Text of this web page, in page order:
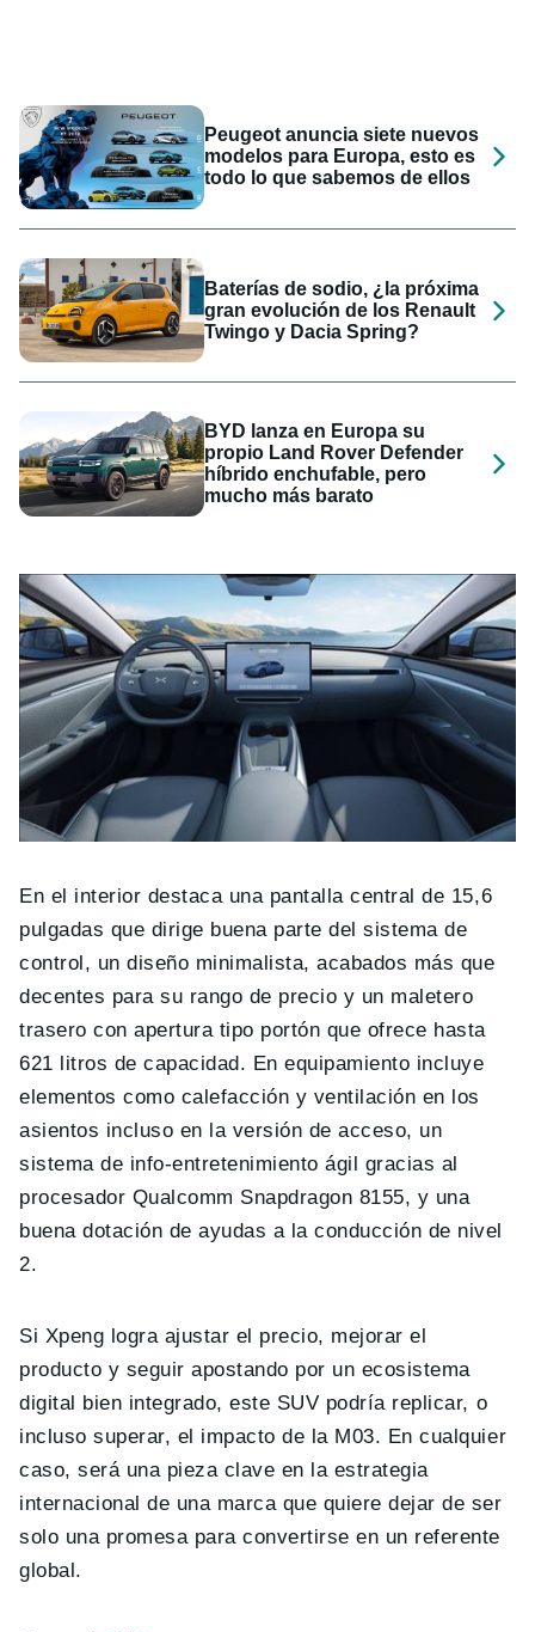
Peugeot anuncia siete nuevos
modelos para Europa, esto es
todo lo que sabemos de ellos
Baterías de sodio, ¿la próxima
gran evolución de los Renault
Twingo y Dacia Spring?
BYD lanza en Europa su
propio Land Rover Defender
híbrido enchufable, pero
mucho más barato
En el interior destaca una pantalla central de 15,6
pulgadas que dirige buena parte del sistema de
control, un diseño minimalista, acabados más que
decentes para su rango de precio y un maletero
trasero con apertura tipo portón que ofrece hasta
621 litros de capacidad. En equipamiento incluye
elementos como calefacción y ventilación en los
asientos incluso en la versión de acceso, un
sistema de info-entretenimiento ágil gracias al
procesador Qualcomm Snapdragon 8155, y una
buena dotación de ayudas a la conducción de nivel
2.
Si Xpeng logra ajustar el precio, mejorar el
producto y seguir apostando por un ecosistema
digital bien integrado, este SUV podría replicar, o
incluso superar, el impacto de la M03. En cualquier
caso, será una pieza clave en la estrategia
internacional de una marca que quiere dejar de ser
solo una promesa para convertirse en un referente
global.